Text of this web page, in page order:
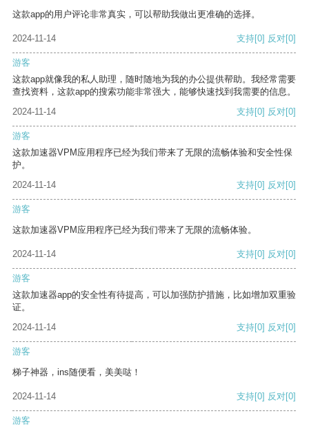
这款app的用户评论非常真实，可以帮助我做出更准确的选择。
2024-11-14 支持[0] 反对[0]
游客
这款app就像我的私人助理，随时随地为我的办公提供帮助。我经常需要
查找资料，这款app的搜索功能非常强大，能够快速找到我需要的信息。
2024-11-14
支持[0] 反对[0]
游客
这款加速器VPM应用程序已经为我们带来了无限的流畅体验和安全性保
护。
2024-11-14
支持[0] 反对[0]
游客
这款加速器VPM应用程序已经为我们带来了无限的流畅体验。
2024-11-14 支持[0] 反对[0]
游客
这款加速器app的安全性有待提高，可以加强防护措施，比如增加双重验
证。
2024-11-14
支持[0] 反对[0]
游客
梯子神器，ins随便看，美美哒！
2024-11-14 支持[0] 反对[0]
游客